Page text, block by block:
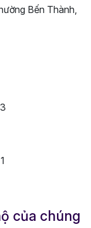
Bến Thành,
của chúng